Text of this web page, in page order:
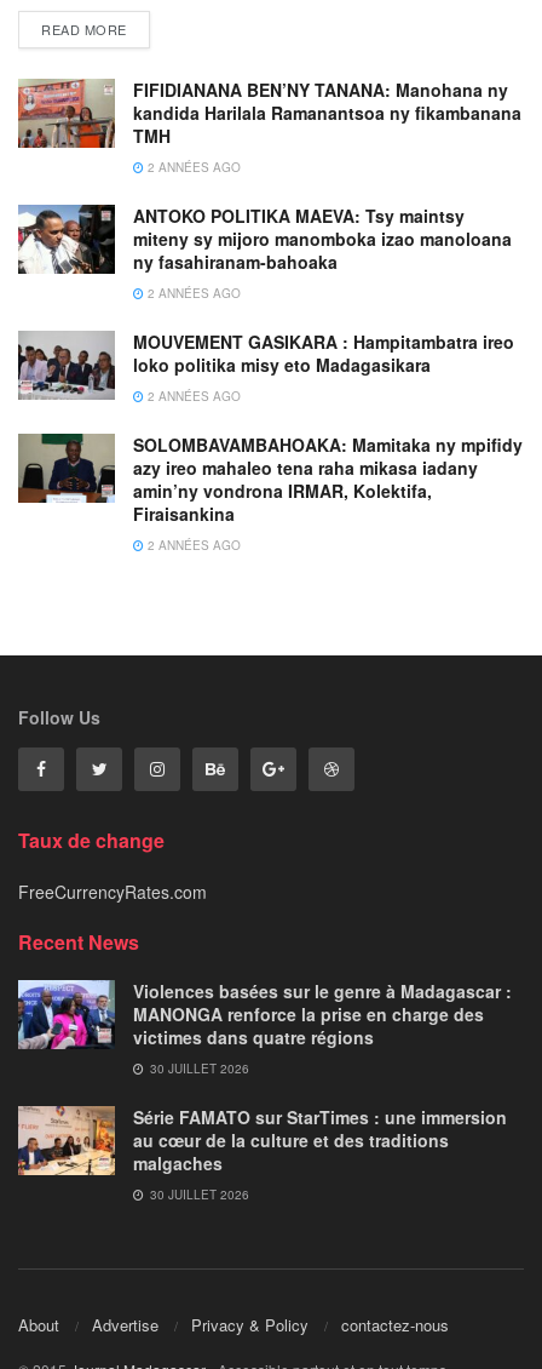
READ MORE
FIFIDIANANA BEN’NY TANANA: Manohana ny
kandida Harilala Ramanantsoa ny fikambanana
TMH
2 ANNÉES AGO
ANTOKO POLITIKA MAEVA: Tsy maintsy
miteny sy mijoro manomboka izao manoloana
ny fasahiranam-bahoaka
2 ANNÉES AGO
MOUVEMENT GASIKARA : Hampitambatra ireo
loko politika misy eto Madagasikara
2 ANNÉES AGO
SOLOMBAVAMBAHOAKA: Mamitaka ny mpifidy
azy ireo mahaleo tena raha mikasa iadany
amin’ny vondrona IRMAR, Kolektifa,
Firaisankina
2 ANNÉES AGO
Follow Us
Taux de change
FreeCurrencyRates.com
Recent News
Violences basées sur le genre à Madagascar :
MANONGA renforce la prise en charge des
victimes dans quatre régions
30 JUILLET 2026
Série FAMATO sur StarTimes : une immersion
au cœur de la culture et des traditions
malgaches
30 JUILLET 2026
About Advertise Privacy & Policy contactez-nous